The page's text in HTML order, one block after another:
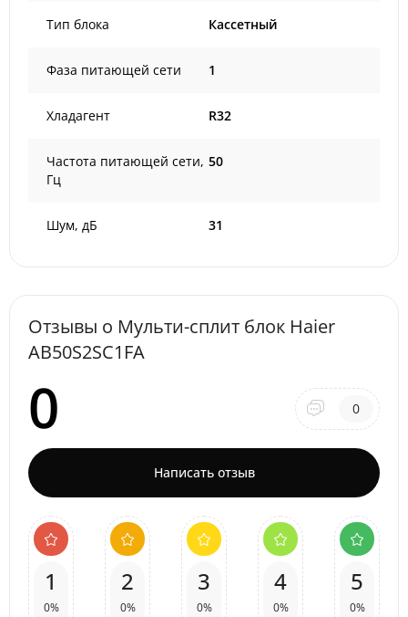
Тип блока Кассетный
Фаза питающей сети 1
Хладагент R32
Частота питающей сети,
Гц
50
Шум, дБ 31
Отзывы о Мульти-сплит блок Haier
AB50S2SC1FA
0 0
Написать отзыв
1
0%
2
0%
3
0%
4
0%
5
0%